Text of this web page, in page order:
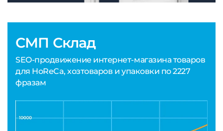
СМП Склад
SEO-продвижение интернет-магазина товаров
для HoReCa, хозтоваров и упаковки по 2227
фразам